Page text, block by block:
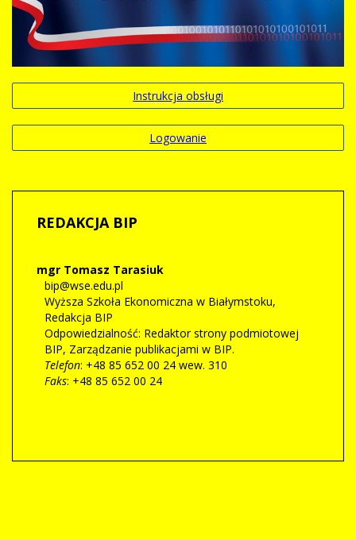
Instrukcja obsługi
Logowanie
REDAKCJABIP
mgr Tomasz Tarasiuk
bip@wse.edu.pl
Wyższa Szkoła Ekonomiczna w Białymstoku,
Redakcja BIP
Odpowiedzialność: Redaktor strony podmiotowej
BIP, Zarządzanie publikacjami w BIP.
Telefon: +48 85 652 00 24 wew. 310
Faks: +48 85 652 00 24